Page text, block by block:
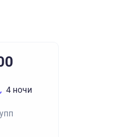
4 ночи